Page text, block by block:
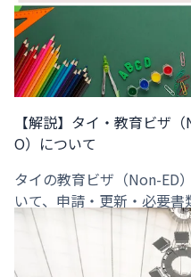
【解説】タイ・教育ビザ
O）について
タイの教育ビザ（Non-ED
いて、申請・更新・必要書